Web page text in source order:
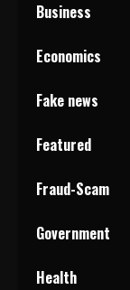
Business
Economics
Fake news
Featured
Fraud-Scam
Government
Health